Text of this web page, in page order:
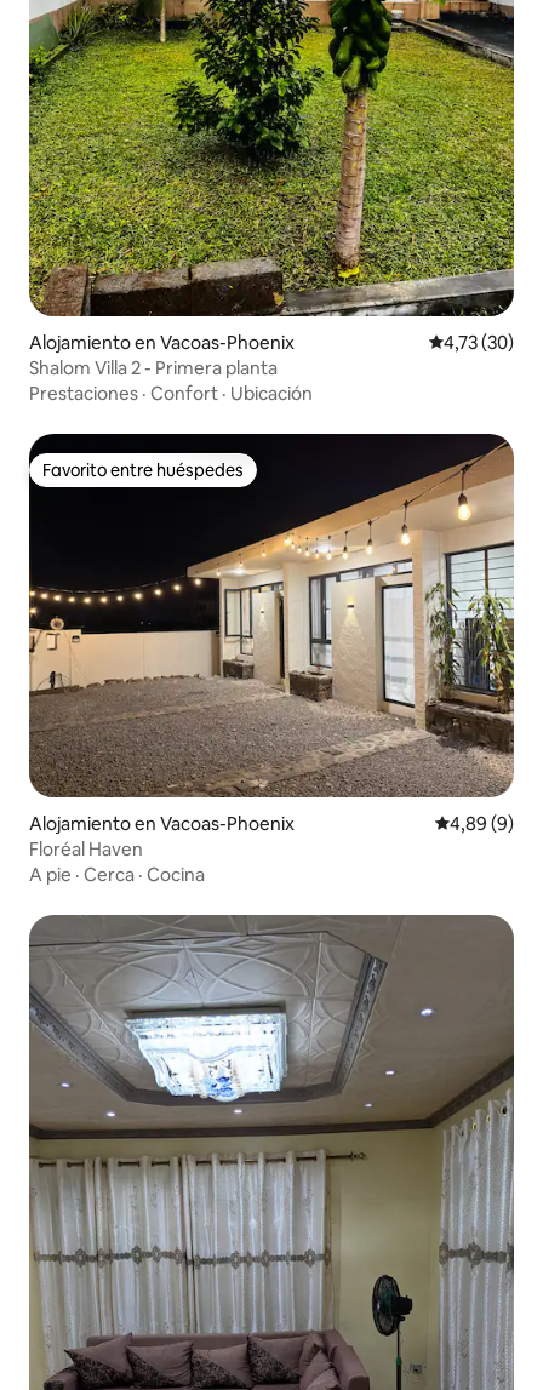
Alojamiento en Vacoas-Phoenix Calificación
4,73 (30)
Shalom Villa 2 - Primera planta
Prestaciones · Confort · Ubicación
Favorito entre huéspedes
Favorito entre huéspedes
Alojamiento en Vacoas-Phoenix Calificación
4,89 (9)
Floréal Haven
A pie · Cerca · Cocina